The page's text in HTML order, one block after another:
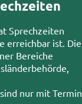
Sprechzeiten
erreichbar ist. Die
Bereiche
nur mit Termin